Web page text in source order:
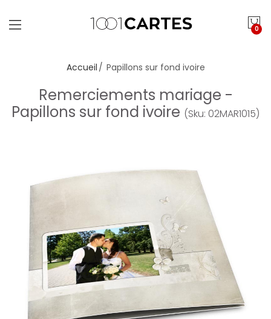
0
Accueil Papillons sur fond ivoire
Remerciements mariage -
Papillons sur fond ivoire (Sku: 02MAR1015)